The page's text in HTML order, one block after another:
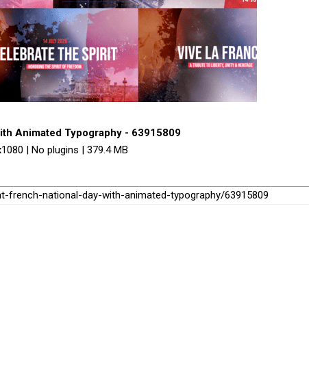
Animated Typography - 63915809
| No plugins | 379.4 MB
french-national-day-with-animated-typography/63915809